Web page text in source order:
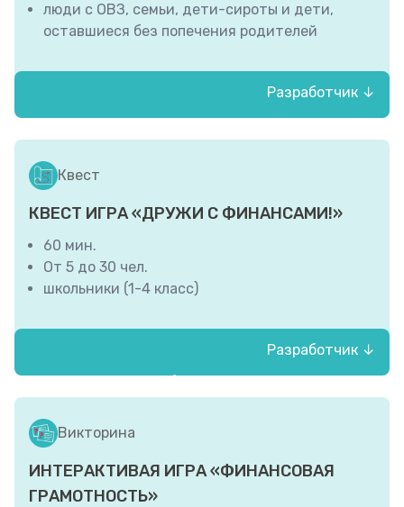
люди с ОВЗ, семьи, дети-сироты и дети,
оставшиеся без попечения родителей
Разработчик ↓
БУ СО ВО «Череповецкий центр помощи
детям, оставшимся без попечения
родителей, «Наши дети»
Квест
КВЕСТ ИГРА «ДРУЖИ С ФИНАНСАМИ!»
60 мин.
От 5 до 30 чел.
школьники (1-4 класс)
Разработчик ↓
БУ социального обслуживания
Вологодской области «Комплексный
центр социального обслуживания
населения Усть-Кубинского района»
Викторина
ИНТЕРАКТИВАЯ ИГРА «ФИНАНСОВАЯ
ГРАМОТНОСТЬ»